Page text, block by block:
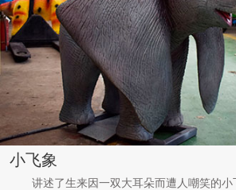
小飞象
讲述了生来因一双大耳朵而遭人嘲笑的小